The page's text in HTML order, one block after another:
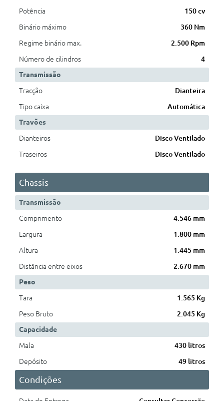
Potência
150 cv
Binário máximo
360 Nm
Regime binário max.
2.500 Rpm
Número de cilindros
4
Transmissão
Tracção
Dianteira
Tipo caixa
Automática
Travões
Dianteiros
Disco Ventilado
Traseiros
Disco Ventilado
Chassis
Transmissão
Comprimento
4.546 mm
Largura
1.800 mm
Altura
1.445 mm
Distância entre eixos
2.670 mm
Peso
Tara
1.565 Kg
Peso Bruto
2.045 Kg
Capacidade
Mala
430 litros
Depósito
49 litros
Condições